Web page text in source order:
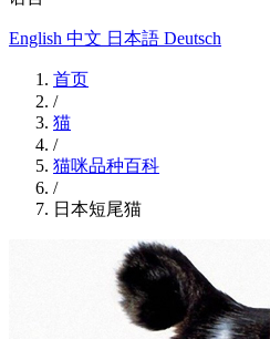
English 中文 日本語 Deutsch
首页
/
猫
/
猫咪品种百科
/
日本短尾猫